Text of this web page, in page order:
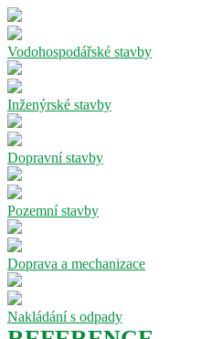
Vodohospodářské stavby
Inženýrské stavby
Dopravní stavby
Pozemní stavby
Doprava a mechanizace
Nakládání s odpady